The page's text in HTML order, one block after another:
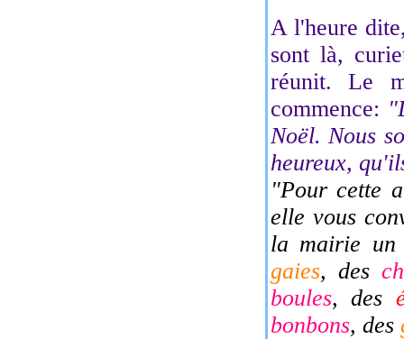
A l'heure
sont là,
réunit. Le
commence:
Noël. Nous
heureux,
"Pour cette
elle vous
la mairie
gaies, des
boules, des
bonbons, des